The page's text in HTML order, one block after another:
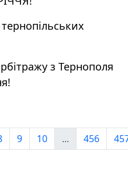
з Тернополя
9 10 ... 456